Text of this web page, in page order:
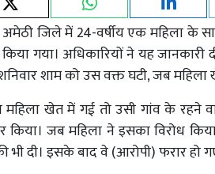
अमेठी जिले में 24-वर्षीय एक महिला के
किया गया। अधिकारियों ने यह
शाम को उस वक्त घटी, जब महिला
खेत में गई तो उसी गांव के रहने
किया। जब महिला ने इसका विरोध
भी दी। इसके बाद वे (आरोपी) फरार हो